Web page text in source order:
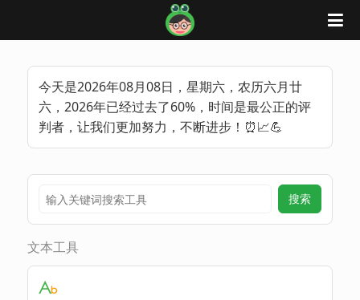
今天是2026年08月08日，星期六，农历六月廿
六，2026年已经过去了60%，时间是最公正的评
判者，让我们更加努力，不断进步！⏰📈💪
文本工具